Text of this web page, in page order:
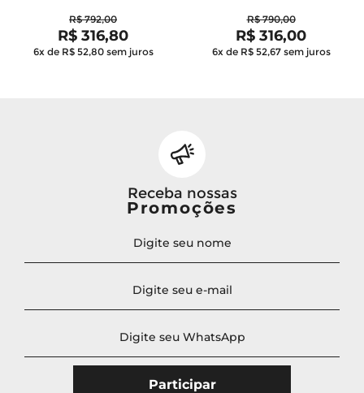
R$ 792,00
R$ 316,80
6x de R$ 52,80 sem juros
R$ 790,00
R$ 316,00
6x de R$ 52,67 sem juros
Receba nossas
Promoções